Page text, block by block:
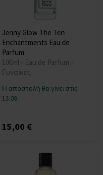
Jenny Glow The Ten
Enchantments Eau de
Parfum
100ml - Eau de Parfum -
Γυναίκες
Η αποστολή θα γίνει στις
13.08.
15,00 €